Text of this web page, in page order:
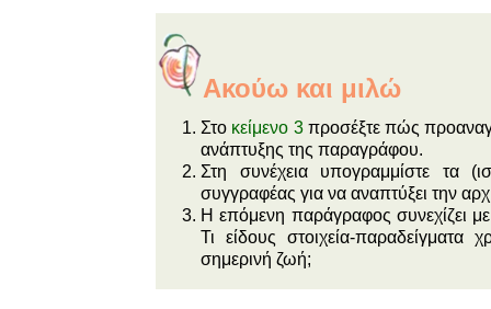
Ακούω και μιλώ
Στο κείμενο 3προσέξτε πώς
ανάπτυξης της παραγράφου.
Στη συνέχεια υπογραμμίστε τα
συγγραφέας για να αναπτύξει την
Η επόμενη παράγραφος συνεχίζει με
Τι είδους στοιχεία-παραδείγματα
σημερινή ζωή;